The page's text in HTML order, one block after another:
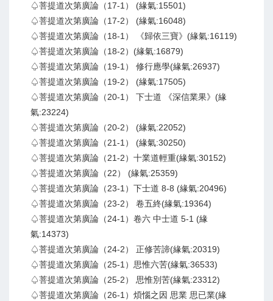
♤菩提道次第廣論（17-1） (緣氣:15501)
♤菩提道次第廣論（17-2） (緣氣:16048)
♤菩提道次第廣論（18-1） 《歸依三寶》(緣氣:16119)
♤菩提道次第廣論（18-2）(緣氣:16879)
♤菩提道次第廣論（19-1） 修行應學(緣氣:26937)
♤菩提道次第廣論（19-2） (緣氣:17505)
♤菩提道次第廣論（20-1） 下士道 《深信業果》(緣
氣:23224)
♤菩提道次第廣論（20-2） (緣氣:22052)
♤菩提道次第廣論（21-1） (緣氣:30250)
♤菩提道次第廣論（21-2）十業道輕重(緣氣:30152)
♤菩提道次第廣論（22） (緣氣:25359)
♤菩提道次第廣論（23-1）下士道 8-8 (緣氣:20496)
♤菩提道次第廣論（23-2） 卷五終(緣氣:19364)
♤菩提道次第廣論（24-1）卷六 中士道 5-1 (緣
氣:14373)
♤菩提道次第廣論（24-2） 正修苦諦(緣氣:20319)
♤菩提道次第廣論（25-1）思惟六苦(緣氣:36533)
♤菩提道次第廣論（25-2） 思惟別苦(緣氣:23312)
♤菩提道次第廣論（26-1）煩惱之因 思業 思已業(緣